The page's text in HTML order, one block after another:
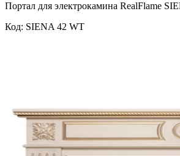
Портал для электрокамина RealFlame
Код: SIENA 42 WT